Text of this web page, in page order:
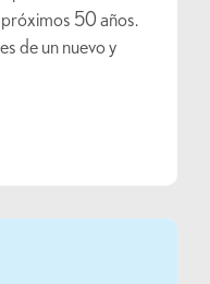
50 años.
de un nuevo y